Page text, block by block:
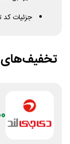
جزئیات کد
تخفیف‌های